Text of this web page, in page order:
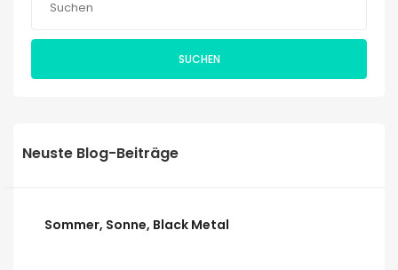
SUCHEN
Neuste Blog-Beiträge
Sommer, Sonne, Black Metal